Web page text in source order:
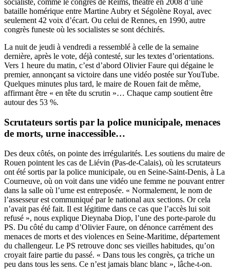
socialiste, comme le congrès de Reims, théâtre en 2008 d’une
bataille homérique entre Martine Aubry et Ségolène Royal, avec
seulement 42 voix d’écart. Ou celui de Rennes, en 1990, autre
congrès funeste où les socialistes se sont déchirés.
La nuit de jeudi à vendredi a ressemblé à celle de la semaine
dernière, après le vote, déjà contesté, sur les textes d’orientations.
Vers 1 heure du matin, c’est d’abord Olivier Faure qui dégaine le
premier, annonçant sa victoire dans une vidéo postée sur YouTube.
Quelques minutes plus tard, le maire de Rouen fait de même,
affirmant être « en tête du scrutin »… Chaque camp soutient être
autour des 53 %.
Scrutateurs sortis par la police municipale, menaces
de morts, urne inaccessible…
Des deux côtés, on pointe des irrégularités. Les soutiens du maire de
Rouen pointent les cas de Liévin (Pas-de-Calais), où les scrutateurs
ont été sortis par la police municipale, ou en Seine-Saint-Denis, à La
Courneuve, où on voit dans une vidéo une femme ne pouvant entrer
dans la salle où l’urne est entreposée. « Normalement, le nom de
l’assesseur est communiqué par le national aux sections. Or cela
n’avait pas été fait. Il est légitime dans ce cas que l’accès lui soit
refusé », nous explique Dieynaba Diop, l’une des porte-parole du
PS. Du côté du camp d’Olivier Faure, on dénonce carrément des
menaces de morts et des violences en Seine-Maritime, département
du challengeur. Le PS retrouve donc ses vieilles habitudes, qu’on
croyait faire partie du passé. « Dans tous les congrès, ça triche un
peu dans tous les sens. Ce n’est jamais blanc blanc », lâche-t-on.